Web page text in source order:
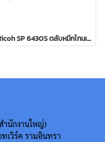
Ricoh SP 6430S ตลับหมึกโทนเนอร์ สีดำ 10,000 แผ่น สินค้าของแท้ รับประกันศูนย์
นักงานใหญ่)
เวิร์ค รามอินทรา